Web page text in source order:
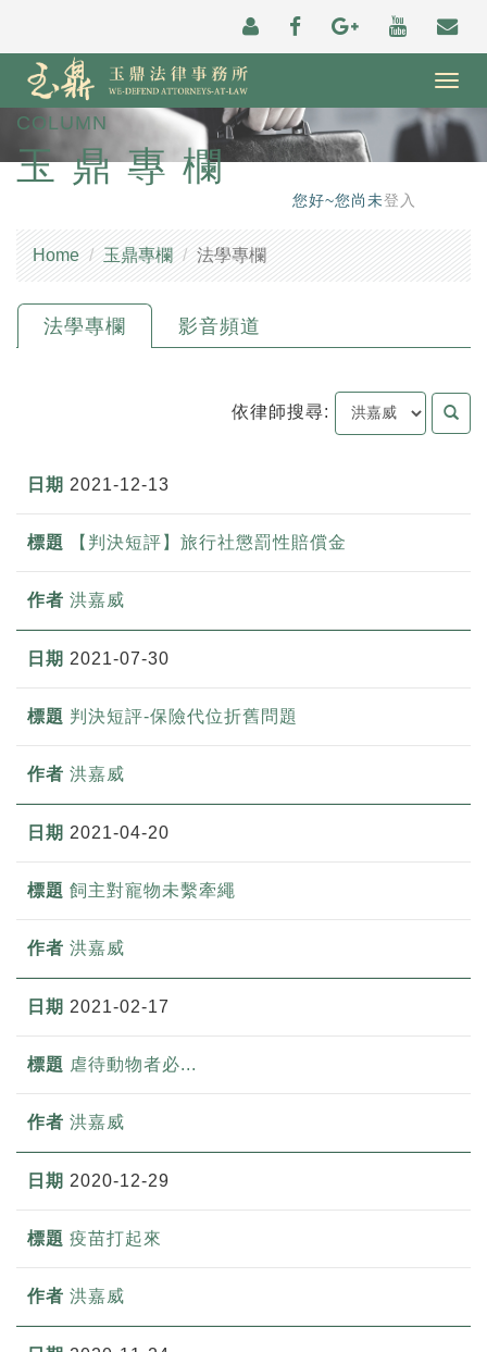
COLUMN
玉鼎專欄
您好~您尚未登入
Home 玉鼎專欄 法學專欄
法學專欄 影音頻道
依律師搜尋:
2021-12-13
【判決短評】旅行社懲罰性賠償金
洪嘉威
2021-07-30
判決短評-保險代位折舊問題
洪嘉威
2021-04-20
飼主對寵物未繫牽繩
洪嘉威
2021-02-17
虐待動物者必...
洪嘉威
2020-12-29
疫苗打起來
洪嘉威